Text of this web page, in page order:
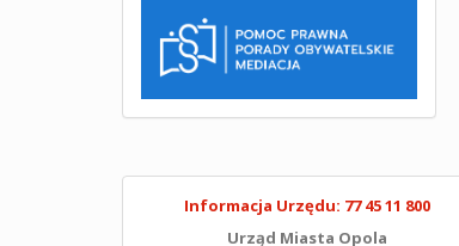
Informacja Urzędu: 77 45 11 800
Urząd Miasta Opola